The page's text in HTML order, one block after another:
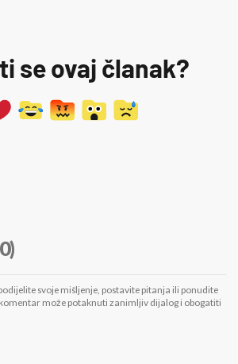
se ovaj članak?
svoje mišljenje, postavite pitanja ili ponudite
može potaknuti zanimljiv dijalog i obogatiti